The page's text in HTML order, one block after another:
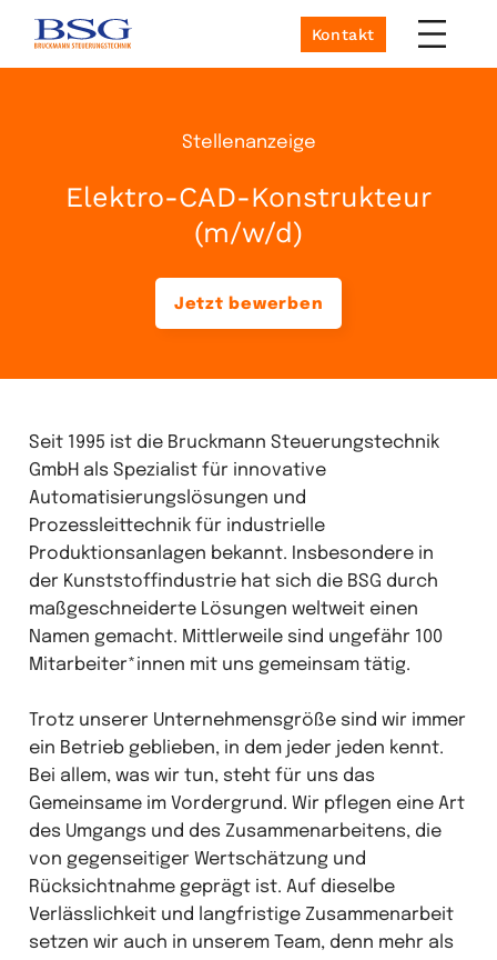
Kontakt
Stellenanzeige
Elektro-CAD-Konstrukteur
(m/w/d)
Jetzt bewerben
Seit 1995 ist die Bruckmann Steuerungstechnik
GmbH als Spezialist für innovative
Automatisierungslösungen und
Prozessleittechnik für industrielle
Produktionsanlagen bekannt. Insbesondere in
der Kunststoffindustrie hat sich die BSG durch
maßgeschneiderte Lösungen weltweit einen
Namen gemacht. Mittlerweile sind ungefähr 100
Mitarbeiter*innen mit uns gemeinsam tätig.
Trotz unserer Unternehmensgröße sind wir immer
ein Betrieb geblieben, in dem jeder jeden kennt.
Bei allem, was wir tun, steht für uns das
Gemeinsame im Vordergrund. Wir pflegen eine Art
des Umgangs und des Zusammenarbeitens, die
von gegenseitiger Wertschätzung und
Rücksichtnahme geprägt ist. Auf dieselbe
Verlässlichkeit und langfristige Zusammenarbeit
setzen wir auch in unserem Team, denn mehr als